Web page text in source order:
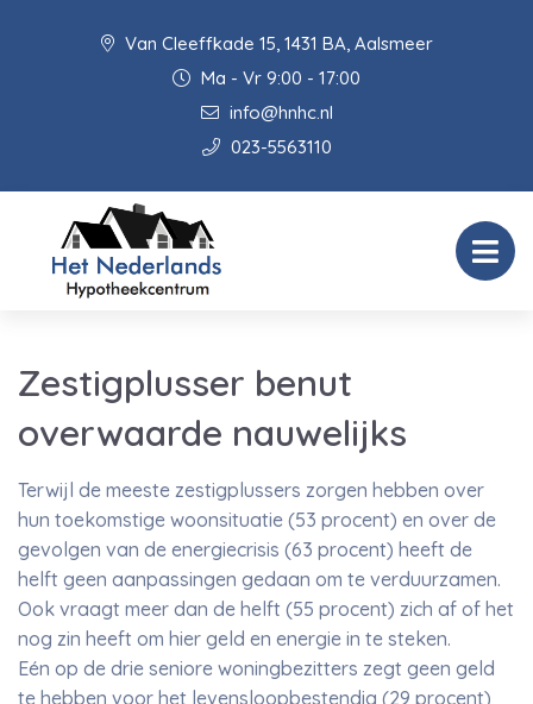
Van Cleeffkade 15, 1431 BA, Aalsmeer
Ma - Vr 9:00 - 17:00
info@hnhc.nl
023-5563110
Zestigplusser benut
overwaarde nauwelijks
Terwijl de meeste zestigplussers zorgen hebben over
hun toekomstige woonsituatie (53 procent) en over de
gevolgen van de energiecrisis (63 procent) heeft de
helft geen aanpassingen gedaan om te verduurzamen.
Ook vraagt meer dan de helft (55 procent) zich af of het
nog zin heeft om hier geld en energie in te steken.
Eén op de drie seniore woningbezitters zegt geen geld
te hebben voor het levensloopbestendig (29 procent)